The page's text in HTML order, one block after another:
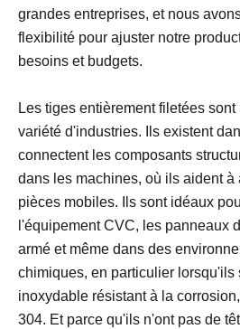
grandes entreprises, et nous
flexibilité pour ajuster notre
besoins et budgets.
Les tiges entièrement filetées
variété d'industries. Ils existent
connectent les composants
dans les machines, où ils aident à
pièces mobiles. Ils sont idéaux
l'équipement CVC, les panneaux
armé et même dans des
chimiques, en particulier lorsqu'ils
inoxydable résistant à la
304. Et parce qu'ils n'ont pas de